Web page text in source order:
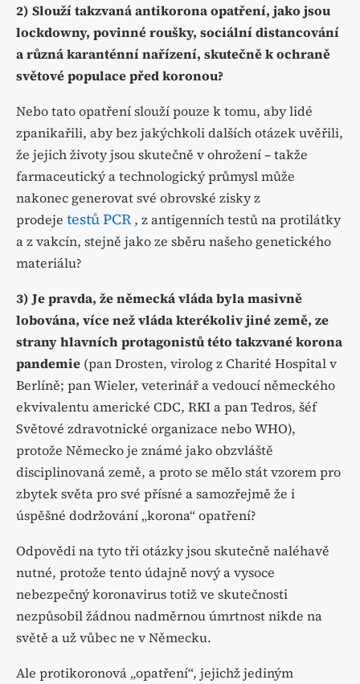
2) Slouží takzvaná antikorona opatření, jako jsou
lockdowny, povinné roušky, sociální distancování
a různá karanténní nařízení, skutečně k ochraně
světové populace před koronou?
Nebo tato opatření slouží pouze k tomu, aby lidé
zpanikařili, aby bez jakýchkoli dalších otázek uvěřili,
že jejich životy jsou skutečně v ohrožení – takže
farmaceutický a technologický průmysl může
nakonec generovat své obrovské zisky z
prodeje testů PCR, z antigenních testů na protilátky
a z vakcín, stejně jako ze sběru našeho genetického
materiálu?
3) Je pravda, že německá vláda byla masivně
lobována, více než vláda kterékoliv jiné země, ze
strany hlavních protagonistů této takzvané korona
pandemie (pan Drosten, virolog z Charité Hospital v
Berlíně; pan Wieler, veterinář a vedoucí německého
ekvivalentu americké CDC, RKI a pan Tedros, šéf
Světové zdravotnické organizace nebo WHO),
protože Německo je známé jako obzvláště
disciplinovaná země, a proto se mělo stát vzorem pro
zbytek světa pro své přísné a samozřejmě že i
úspěšné dodržování „korona“ opatření?
Odpovědi na tyto tři otázky jsou skutečně naléhavě
nutné, protože tento údajně nový a vysoce
nebezpečný koronavirus totiž ve skutečnosti
nezpůsobil žádnou nadměrnou úmrtnost nikde na
světě a už vůbec ne v Německu.
Ale protikoronová „opatření“, jejichž jediným